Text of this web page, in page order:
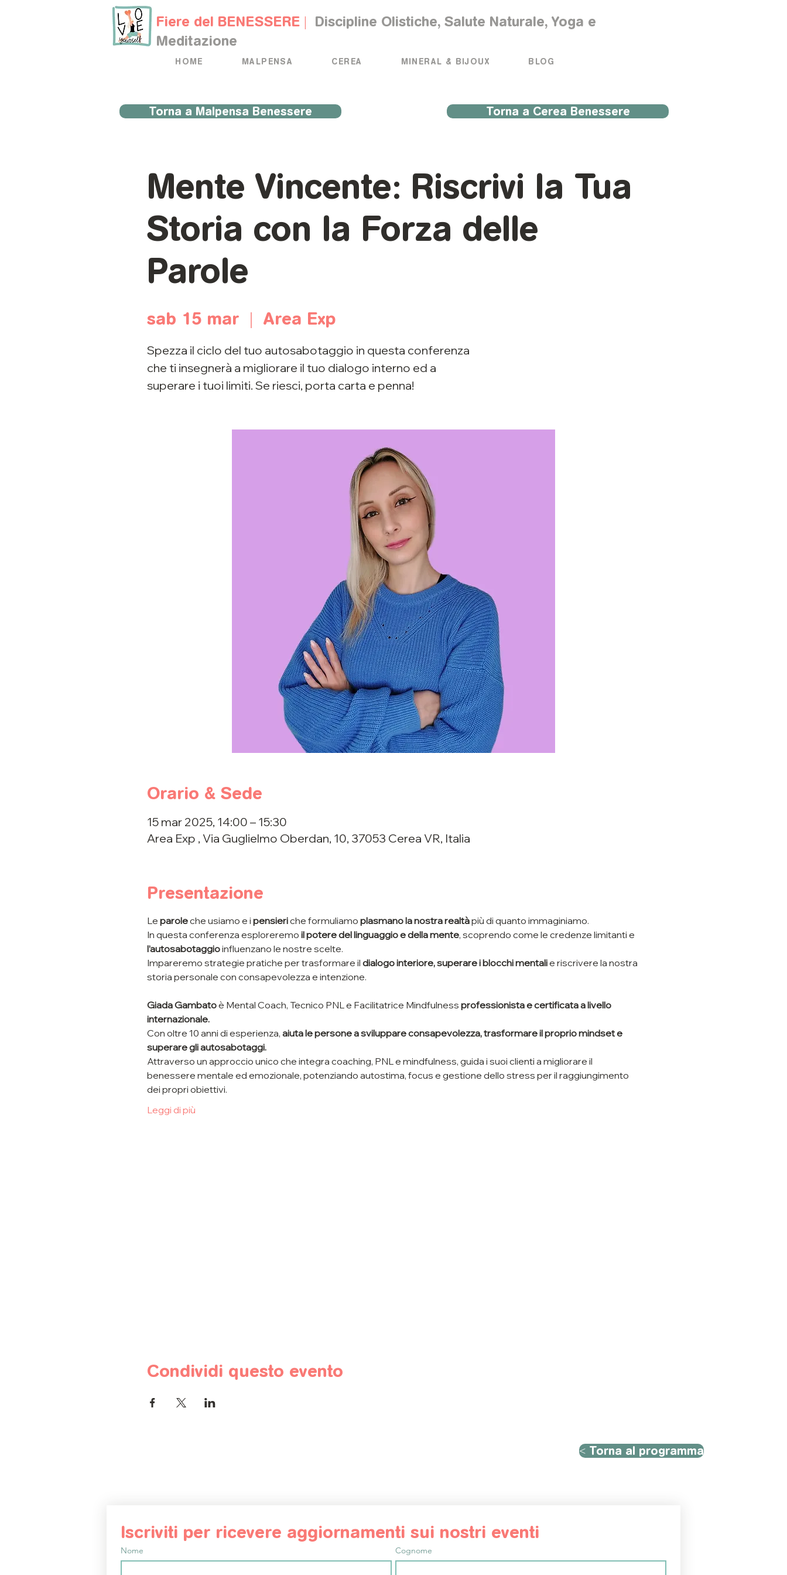
Fiere del BENESSERE |
Discipline Olistiche, Salute Naturale, Yoga e
Meditazione
HOME MALPENSA CEREA MINERAL & BIJOUX BLOG
Torna a Malpensa Benessere Torna a Cerea Benessere
Mente Vincente: Riscrivi la Tua
Storia con la Forza delle
Parole
sab 15 mar
  |
Area Exp
Spezza il ciclo del tuo autosabotaggio in questa conferenza
che ti insegnerà a migliorare il tuo dialogo interno ed a
superare i tuoi limiti. Se riesci, porta carta e penna!
Orario & Sede
15 mar 2025, 14:00 – 15:30
Area Exp , Via Guglielmo Oberdan, 10, 37053 Cerea VR, Italia
Presentazione
Le parole che usiamo e i pensieri che formuliamo plasmano la nostra realtà più di quanto immaginiamo.
In questa conferenza esploreremo il potere del linguaggio e della mente, scoprendo come le credenze limitanti e
l’autosabotaggio influenzano le nostre scelte.
Impareremo strategie pratiche per trasformare il dialogo interiore, superare i blocchi mentali e riscrivere la nostra
storia personale con consapevolezza e intenzione.
Giada Gambato è Mental Coach, Tecnico PNL e Facilitatrice Mindfulness professionista e certificata a livello
internazionale.
Con oltre 10 anni di esperienza, aiuta le persone a sviluppare consapevolezza, trasformare il proprio mindset e
superare gli autosabotaggi.
Attraverso un approccio unico che integra coaching, PNL e mindfulness, guida i suoi clienti a migliorare il
benessere mentale ed emozionale, potenziando autostima, focus e gestione dello stress per il raggiungimento
dei propri obiettivi.
Leggi di più
Condividi questo evento
< Torna al programma
Iscriviti per ricevere aggiornamenti sui nostri eventi
Nome Cognome